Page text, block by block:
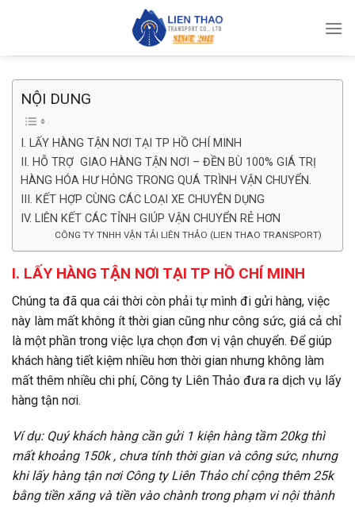
NỘI DUNG
I. LẤY HÀNG TẬN NƠI TẠI TP HỒ CHÍ MINH
II. HỖ TRỢ GIAO HÀNG TẬN NƠI – ĐỀN BÙ 100% GIÁ TRỊ
HÀNG HÓA HƯ HỎNG TRONG QUÁ TRÌNH VẬN CHUYỂN.
III. KẾT HỢP CÙNG CÁC LOẠI XE CHUYÊN DỤNG
IV. LIÊN KẾT CÁC TỈNH GIÚP VẬN CHUYỂN RẺ HƠN
CÔNG TY TNHH VẬN TẢI LIÊN THẢO (LIEN THAO TRANSPORT)
I. LẤY HÀNG TẬN NƠI TẠI TP HỒ CHÍ MINH
Chúng ta đã qua cái thời còn phải tự mình đi gửi hàng, việc
này làm mất không ít thời gian cũng như công sức, giá cả chỉ
là một phần trong việc lựa chọn đơn vị vận chuyển. Để giúp
khách hàng tiết kiệm nhiều hơn thời gian nhưng không làm
mất thêm nhiều chi phí, Công ty Liên Thảo đưa ra dịch vụ lấy
hàng tận nơi.
Ví dụ: Quý khách hàng cần gửi 1 kiện hàng tầm 20kg thì
mất khoảng 150k , chưa tính thời gian và công sức, nhưng
khi lấy hàng tận nơi Công ty Liên Thảo chỉ cộng thêm 25k
bằng tiền xăng và tiền vào chành trong phạm vi nội thành